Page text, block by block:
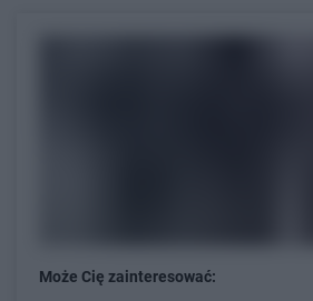
Może Cię zainteresować: